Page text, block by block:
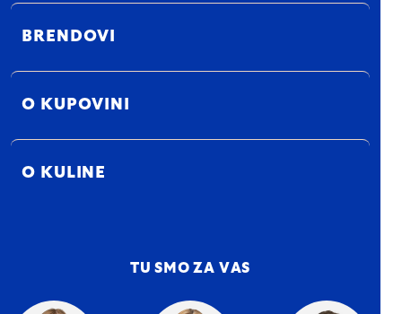
BRENDOVI
O KUPOVINI
O KULINE
TU SMO ZA VAS